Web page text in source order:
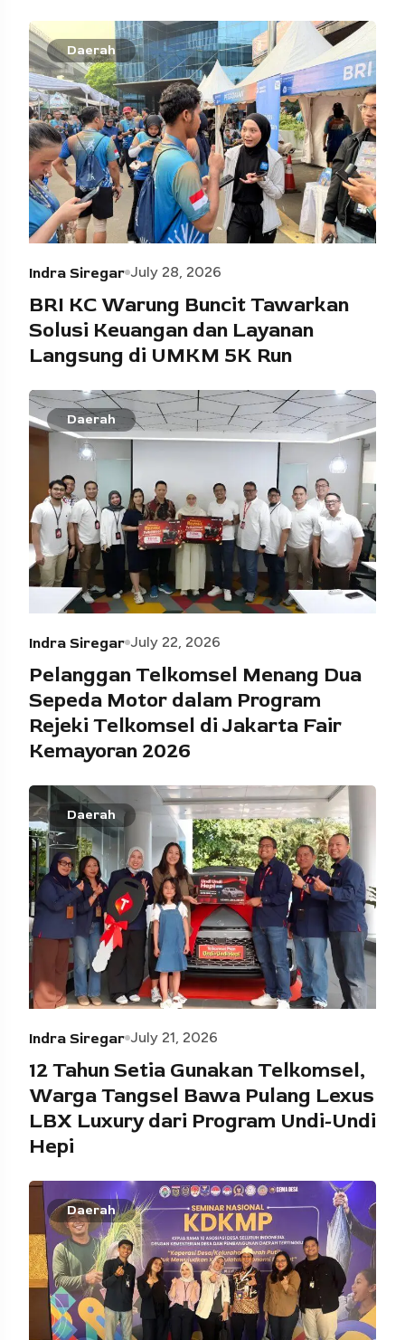
Daerah
Indra Siregar July 28, 2026
BRI KC Warung Buncit Tawarkan
Solusi Keuangan dan Layanan
Langsung di UMKM 5K Run
Daerah
Indra Siregar July 22, 2026
Pelanggan Telkomsel Menang Dua
Sepeda Motor dalam Program
Rejeki Telkomsel di Jakarta Fair
Kemayoran 2026
Daerah
Indra Siregar July 21, 2026
12 Tahun Setia Gunakan Telkomsel,
Warga Tangsel Bawa Pulang Lexus
LBX Luxury dari Program Undi-Undi
Hepi
Daerah